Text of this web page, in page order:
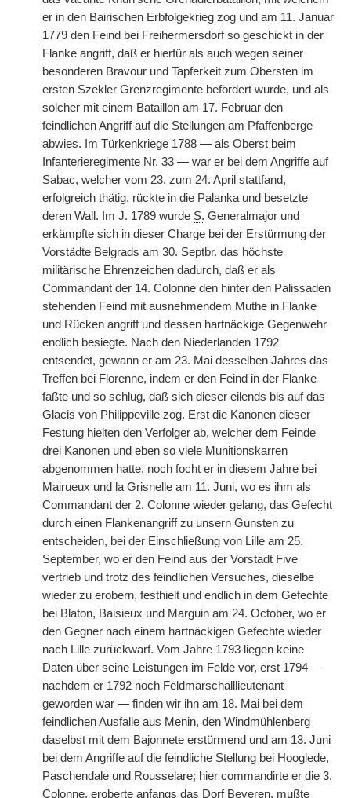
er in den Bairischen Erbfolgekrieg zog und am 11. Januar
1779 den Feind bei Freihermersdorf so geschickt in der
Flanke angriff, daß er hierfür als auch wegen seiner
besonderen Bravour und Tapferkeit zum Obersten im
ersten Szekler Grenzregimente befördert wurde, und als
solcher mit einem Bataillon am 17. Februar den
feindlichen Angriff auf die Stellungen am Pfaffenberge
abwies. Im Türkenkriege 1788 — als Oberst beim
Infanterieregimente Nr. 33 — war er bei dem Angriffe auf
Sabac, welcher vom 23. zum 24. April stattfand,
erfolgreich thätig, rückte in die Palanka und besetzte
deren Wall. Im J. 1789 wurde S. Generalmajor und
erkämpfte sich in dieser Charge bei der Erstürmung der
Vorstädte Belgrads am 30. Septbr. das höchste
militärische Ehrenzeichen dadurch, daß er als
Commandant der 14. Colonne den hinter den Palissaden
stehenden Feind mit ausnehmendem Muthe in Flanke
und Rücken angriff und dessen hartnäckige Gegenwehr
endlich besiegte. Nach den Niederlanden 1792
entsendet, gewann er am 23. Mai desselben Jahres das
Treffen bei Florenne, indem er den Feind in der Flanke
faßte und so schlug, daß sich dieser eilends bis auf das
Glacis von Philippeville zog. Erst die Kanonen dieser
Festung hielten den Verfolger ab, welcher dem Feinde
drei Kanonen und eben so viele Munitionskarren
abgenommen hatte, noch focht er in diesem Jahre bei
Mairueux und la Grisnelle am 11. Juni, wo es ihm als
Commandant der 2. Colonne wieder gelang, das Gefecht
durch einen Flankenangriff zu unsern Gunsten zu
entscheiden, bei der Einschließung von Lille am 25.
September, wo er den Feind aus der Vorstadt Five
vertrieb und trotz des feindlichen Versuches, dieselbe
wieder zu erobern, festhielt und endlich in dem Gefechte
bei Blaton, Baisieux und Marguin am 24. October, wo er
den Gegner nach einem hartnäckigen Gefechte wieder
nach Lille zurückwarf. Vom Jahre 1793 liegen keine
Daten über seine Leistungen im Felde vor, erst 1794 —
nachdem er 1792 noch Feldmarschalllieutenant
geworden war — finden wir ihn am 18. Mai bei dem
feindlichen Ausfalle aus Menin, den Windmühlenberg
daselbst mit dem Bajonnete erstürmend und am 13. Juni
bei dem Angriffe auf die feindliche Stellung bei Hooglede,
Paschendale und Rousselare; hier commandirte er die 3.
Colonne, eroberte anfangs das Dorf Beveren, mußte